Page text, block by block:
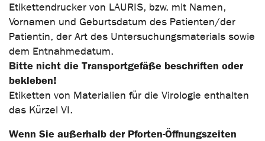
Etikettendrucker von LAURIS, bzw. mit Namen,
Vornamen und Geburtsdatum des Patienten/der
Patientin, der Art des Untersuchungsmaterials sowie
dem Entnahmedatum.
Bitte nicht die Transportgefäße beschriften oder
bekleben!
Etiketten von Materialien für die Virologie enthalten
das Kürzel VI.
Wenn Sie außerhalb der Pforten-Öffnungszeiten